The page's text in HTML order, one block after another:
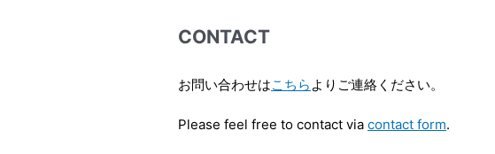
CONTACT
お問い合わせはこちら よりご連絡ください。
Please feel free to contact via contact form.